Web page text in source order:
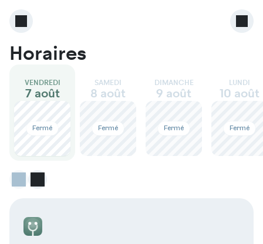
Horaires
VENDREDI
7 août
Fermé
SAMEDI
8 août
Fermé
DIMANCHE
9 août
Fermé
LUNDI
10 août
Fermé